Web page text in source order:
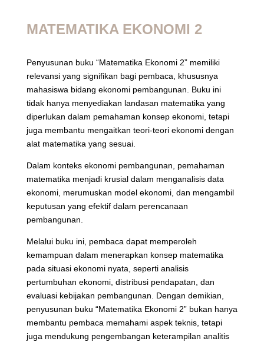
MATEMATIKA EKONOMI 2
Penyusunan buku “Matematika Ekonomi 2” memiliki
relevansi yang signifikan bagi pembaca, khususnya
mahasiswa bidang ekonomi pembangunan. Buku ini
tidak hanya menyediakan landasan matematika yang
diperlukan dalam pemahaman konsep ekonomi, tetapi
juga membantu mengaitkan teori-teori ekonomi dengan
alat matematika yang sesuai.
Dalam konteks ekonomi pembangunan, pemahaman
matematika menjadi krusial dalam menganalisis data
ekonomi, merumuskan model ekonomi, dan mengambil
keputusan yang efektif dalam perencanaan
pembangunan.
Melalui buku ini, pembaca dapat memperoleh
kemampuan dalam menerapkan konsep matematika
pada situasi ekonomi nyata, seperti analisis
pertumbuhan ekonomi, distribusi pendapatan, dan
evaluasi kebijakan pembangunan. Dengan demikian,
penyusunan buku “Matematika Ekonomi 2” bukan hanya
membantu pembaca memahami aspek teknis, tetapi
juga mendukung pengembangan keterampilan analitis